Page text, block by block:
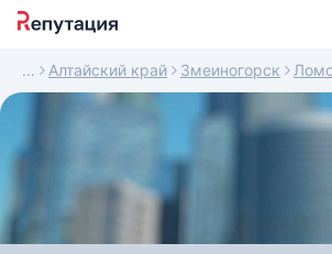
Алтайский край Змеиногорск